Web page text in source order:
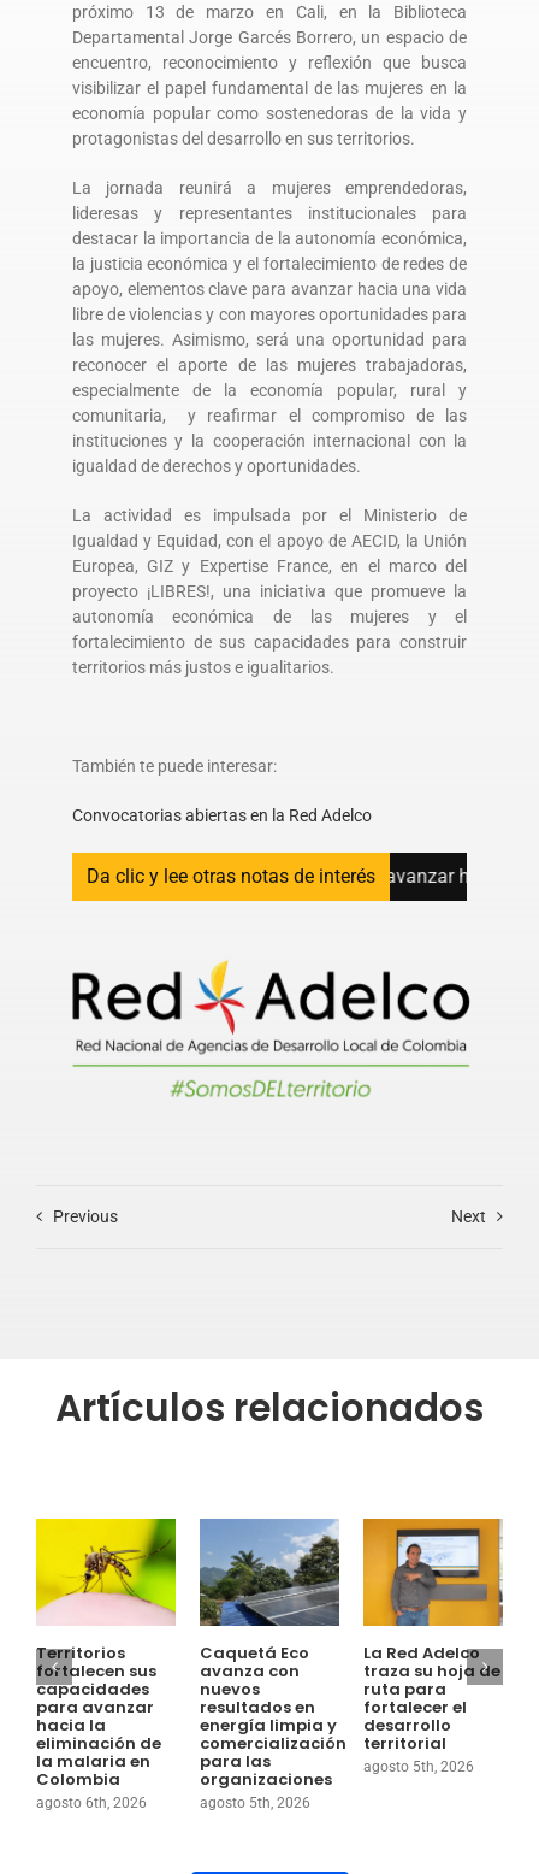
próximo 13 de marzo en Cali, en la Biblioteca
Departamental Jorge Garcés Borrero, un espacio de
encuentro, reconocimiento y reflexión que busca
visibilizar el papel fundamental de las mujeres en la
economía popular como sostenedoras de la vida y
protagonistas del desarrollo en sus territorios.
La jornada reunirá a mujeres emprendedoras,
lideresas y representantes institucionales para
destacar la importancia de la autonomía económica,
la justicia económica y el fortalecimiento de redes de
apoyo, elementos clave para avanzar hacia una vida
libre de violencias y con mayores oportunidades para
las mujeres. Asimismo, será una oportunidad para
reconocer el aporte de las mujeres trabajadoras,
especialmente de la economía popular, rural y
comunitaria, y reafirmar el compromiso de las
instituciones y la cooperación internacional con la
igualdad de derechos y oportunidades.
La actividad es impulsada por el Ministerio de
Igualdad y Equidad, con el apoyo de AECID, la Unión
Europea, GIZ y Expertise France, en el marco del
proyecto ¡LIBRES!, una iniciativa que promueve la
autonomía económica de las mujeres y el
fortalecimiento de sus capacidades para construir
territorios más justos e igualitarios.
También te puede interesar:
Convocatorias abiertas en la Red Adelco
Da clic y lee otras notas de interés
fortalecen sus capacidades para avanzar hacia la
Previous Next
Artículos relacionados
Territorios
fortalecen sus
capacidades
para avanzar
hacia la
eliminación de
la malaria en
Colombia
agosto 6th, 2026
Caquetá Eco
avanza con
nuevos
resultados en
energía limpia y
comercialización
para las
organizaciones
agosto 5th, 2026
La Red Adelco
traza su hoja de
ruta para
fortalecer el
desarrollo
territorial
agosto 5th, 2026